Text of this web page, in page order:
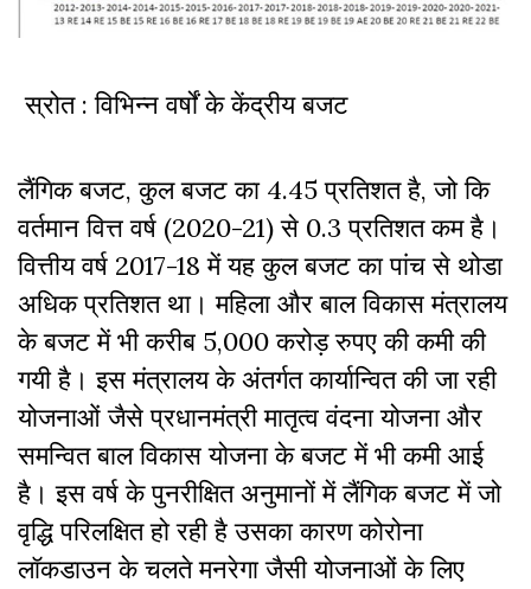
स्रोत : विभिन्न वर्षों के केंद्रीय बजट
लैंगिक बजट, कुल बजट का 4.45 प्रतिशत है, जो कि
वर्तमान वित्त वर्ष (2020-21) से 0.3 प्रतिशत कम है।
वित्तीय वर्ष 2017-18 में यह कुल बजट का पांच से थोडा
अधिक प्रतिशत था। महिला और बाल विकास मंत्रालय
के बजट में भी करीब 5,000 करोड़ रुपए की कमी की
गयी है। इस मंत्रालय के अंतर्गत कार्यान्वित की जा रही
योजनाओं जैसे प्रधानमंत्री मातृत्व वंदना योजना और
समन्वित बाल विकास योजना के बजट में भी कमी आई
है। इस वर्ष के पुनरीक्षित अनुमानों में लैंगिक बजट में जो
वृद्धि परिलक्षित हो रही है उसका कारण कोरोना
लॉकडाउन के चलते मनरेगा जैसी योजनाओं के लिए